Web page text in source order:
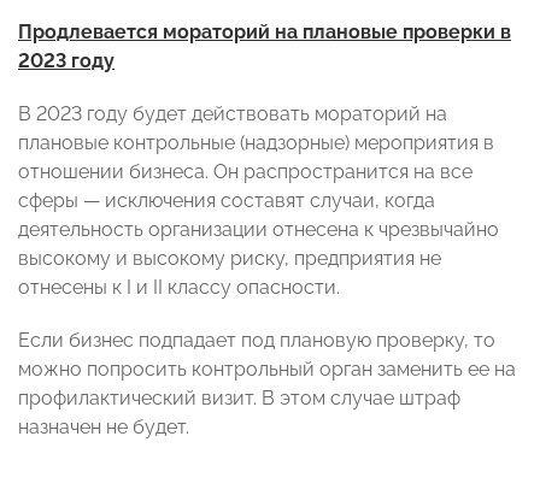
Продлевается мораторий на плановые проверки в
2023 году
В 2023 году будет действовать мораторий на
плановые контрольные (надзорные) мероприятия в
отношении бизнеса. Он распространится на все
сферы — исключения составят случаи, когда
деятельность организации отнесена к чрезвычайно
высокому и высокому риску, предприятия не
отнесены к I и II классу опасности.
Если бизнес подпадает под плановую проверку, то
можно попросить контрольный орган заменить ее на
профилактический визит. В этом случае штраф
назначен не будет.